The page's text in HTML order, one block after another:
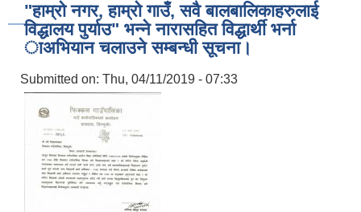
"हाम्रो नगर, हाम्रो गाउँ, सवै बालबालिकाहरुलाई
विद्धालय पुर्याउ" भन्ने नारासहित विद्धार्थी भर्ना
ाअभियान चलाउने सम्बन्धी सूचना।
Submitted on: Thu, 04/11/2019 - 07:33